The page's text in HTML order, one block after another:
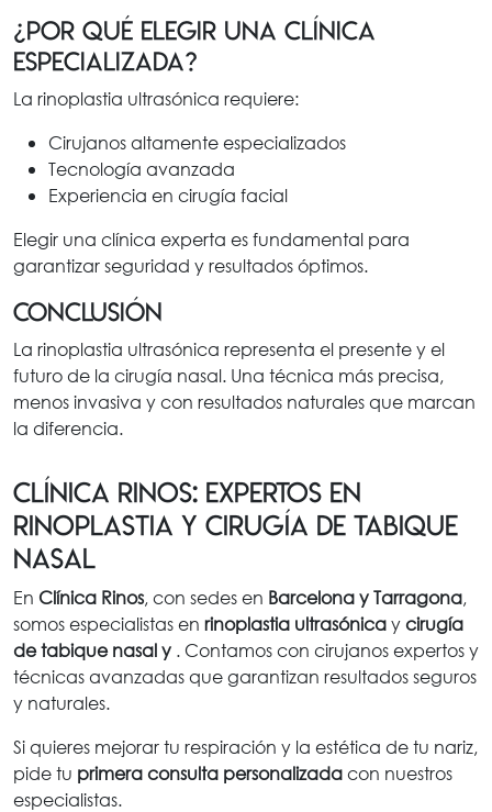
¿Por qué elegir una clínica
especializada?
La rinoplastia ultrasónica requiere:
Cirujanos altamente especializados
Tecnología avanzada
Experiencia en cirugía facial
Elegir una clínica experta es fundamental para
garantizar seguridad y resultados óptimos.
Conclusión
La rinoplastia ultrasónica representa el presente y el
futuro de la cirugía nasal. Una técnica más precisa,
menos invasiva y con resultados naturales que marcan
la diferencia.
Clínica Rinos: expertos en
rinoplastia y cirugía de tabique
nasal
En Clínica Rinos, con sedes en Barcelona y Tarragona,
somos especialistas en rinoplastia ultrasónicaycirugía
de tabique nasal y . Contamos con cirujanos expertos y
técnicas avanzadas que garantizan resultados seguros
y naturales.
Si quieres mejorar tu respiración y la estética de tu nariz,
pide tu primera consulta personalizadacon nuestros
especialistas.